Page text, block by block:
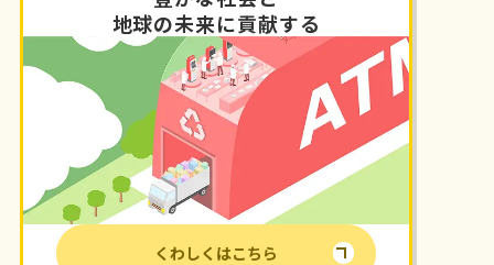
地球の未来に貢献する
くわしくはこちら